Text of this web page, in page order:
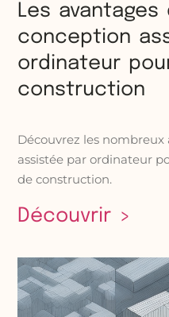
Les avantages
conception
ordinateur
construction
Découvrez les
assistée par ordinateur
de construction.
Découvrir >